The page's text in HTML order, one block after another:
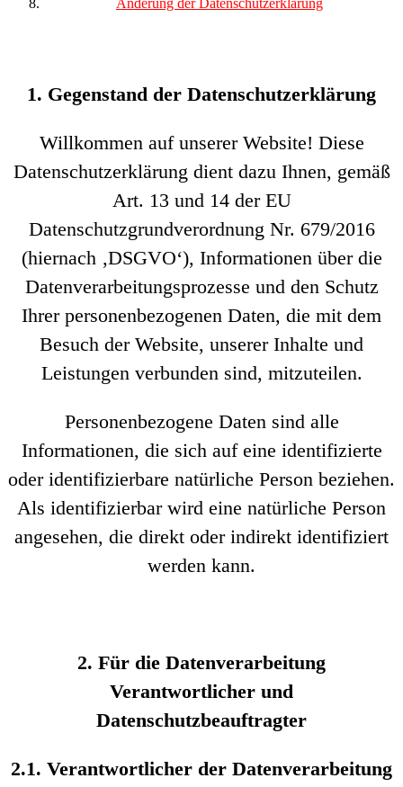
Änderung der Datenschutzerklärung
1. Gegenstand der Datenschutzerklärung
Willkommen auf unserer Website! Diese
Datenschutzerklärung dient dazu Ihnen, gemäß
Art. 13 und 14 der EU
Datenschutzgrundverordnung Nr. 679/2016
(hiernach ‚DSGVO‘), Informationen über die
Datenverarbeitungsprozesse und den Schutz
Ihrer personenbezogenen Daten, die mit dem
Besuch der Website, unserer Inhalte und
Leistungen verbunden sind, mitzuteilen.
Personenbezogene Daten sind alle
Informationen, die sich auf eine identifizierte
oder identifizierbare natürliche Person beziehen.
Als identifizierbar wird eine natürliche Person
angesehen, die direkt oder indirekt identifiziert
werden kann.
2. Für die Datenverarbeitung
Verantwortlicher und
Datenschutzbeauftragter
2.1. Verantwortlicher der Datenverarbeitung